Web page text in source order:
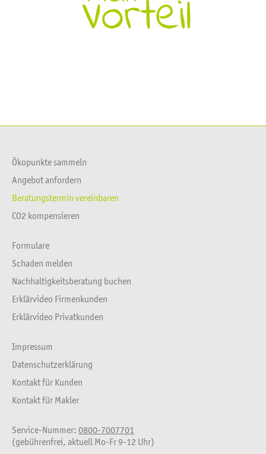
Ökopunkte sammeln
Angebot anfordern
Beratungstermin vereinbaren
CO2 kompensieren
Formulare
Schaden melden
Nachhaltigkeitsberatung buchen
Erklärvideo Firmenkunden
Erklärvideo Privatkunden
Impressum
Datenschutzerklärung
Kontakt für Kunden
Kontakt für Makler
Service-Nummer: 0800-7007701
(gebührenfrei, aktuell Mo-Fr 9-12 Uhr)